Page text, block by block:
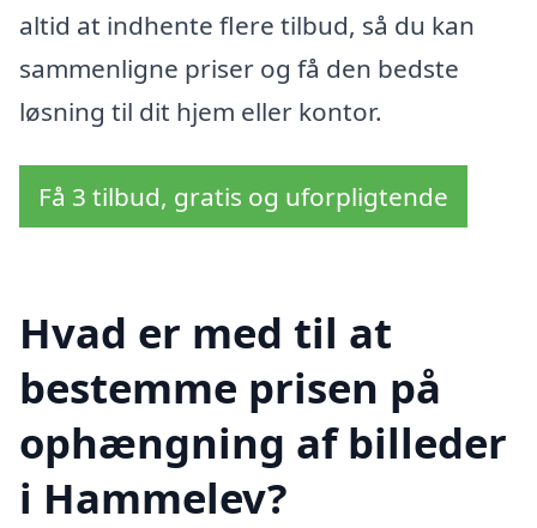
altid at indhente flere tilbud, så du kan
sammenligne priser og få den bedste
løsning til dit hjem eller kontor.
Få 3 tilbud, gratis og uforpligtende
Hvad er med til at
bestemme prisen på
ophængning af billeder
i Hammelev?